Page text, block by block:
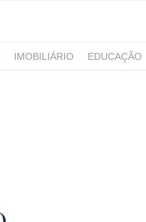
IMOBILIÁRIO
EDUCAÇÃO